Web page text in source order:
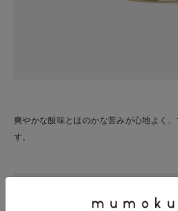
爽やかな酸味とほのかな苦みが心地よく
す。